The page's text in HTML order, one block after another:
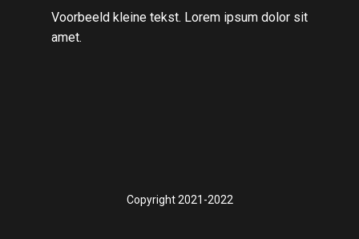
Voorbeeld kleine tekst. Lorem ipsum dolor sit
amet.
Copyright 2021-2022